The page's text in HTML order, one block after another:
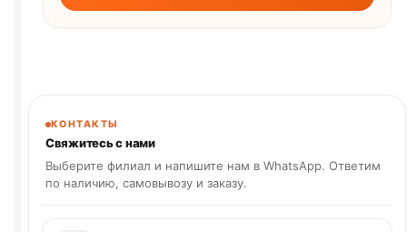
КОНТАКТЫ
Свяжитесь с нами
Выберите филиал и напишите нам в WhatsApp. Ответим
по наличию, самовывозу и заказу.